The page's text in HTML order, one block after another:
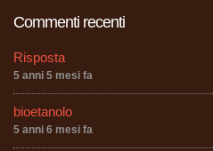
Commenti recenti
Risposta
5 anni 5 mesi fa
bioetanolo
5 anni 6 mesi fa